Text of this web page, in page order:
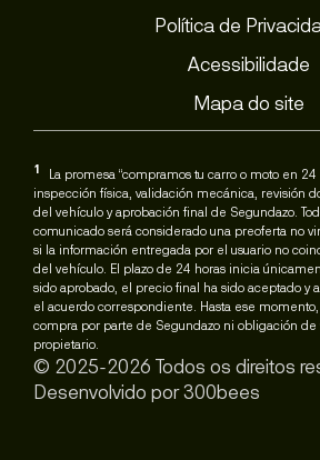
Política de
Acessibilidade
Mapa do site
1
La promesa “compramos tu carro o moto en 24
inspección física, validación mecánica, revisión
del vehículo y aprobación final de Segundazo.
comunicado será considerado una preoferta no
si la información entregada por el usuario no
del vehículo. El plazo de 24 horas inicia
sido aprobado, el precio final ha sido aceptado y
el acuerdo correspondiente. Hasta ese
compra por parte de Segundazo ni obligación
propietario.
© 2025-2026 Todos os direitos
Desenvolvido por300bees